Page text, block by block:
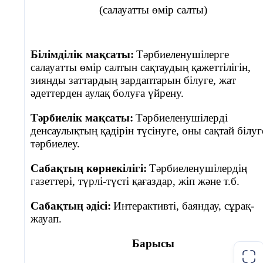
жүрген.
2-оқушы. Темекі шегуші адамдар тек өзінің ғана улап
қоймай , қасындағы басқа адамдарды да уланатыны
3-оқушы. Темекінің басты зияндылықтарын айтар
олар төмендегідей болады.
Ерін,тіл және өңеш қатерлі ісігіне душар болады.
Жүрек ауруларына шалдығады.
Тез қартаяды теріде әжім пайда бола бастайды.
атау болған
жемістердің
на пайдасы
туралы
әңгімелейді.
жұмыс.
Белсенді
оқу
#3 слайд
Сабақтың
1.Оқулықпен
арқылы
“Аурудың
(салауатты өмір салты)
Білімділік мақсаты: Тәрбиеленушілерге
салауатты өмір салтын сақтаудың қажеттілігін,
зиянды заттардың зардаптарын білуге, жат
әдеттерден аулақ болуға үйрену.
Тәрбиелік мақсаты: Тәрбиеленушілерді
денсаулықтың қадірін түсінуге, оны сақтай
тәрбиелеу.
Сабақтың көрнекілігі: Тәрбиеленушілердің
газеттері, түрлі-түсті қағаздар, жіп және т.б.
Сабақтың әдісі: Интерактивті, баяндау, сұрақ-
жауап.
Барысы